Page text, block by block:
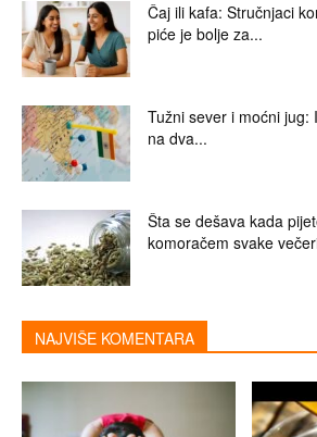
Čaj ili kafa: Stručnjaci
piće je bolje za...
Tužni sever i moćni jug:
na dva...
Šta se dešava kada
komoračem svake
NAJVIŠE KOMENTARA